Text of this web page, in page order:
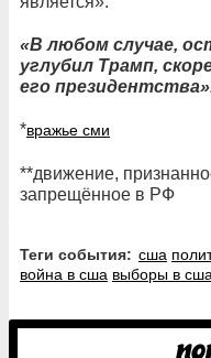
«В любом случае,
углубил Трамп,
его
*вражье сми
**движение,
запрещённое в РФ
Теги события: сша
война в сша выборы в сша